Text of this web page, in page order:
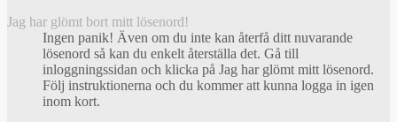
Jag har glömt bort mitt lösenord!
Ingen panik! Även om du inte kan återfå ditt nuvarande
lösenord så kan du enkelt återställa det. Gå till
inloggningssidan och klicka på Jag har glömt mitt lösenord.
Följ instruktionerna och du kommer att kunna logga in igen
inom kort.